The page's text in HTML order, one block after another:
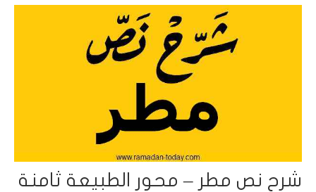
شرح نص مطر – محور الطبيعة ثامنة